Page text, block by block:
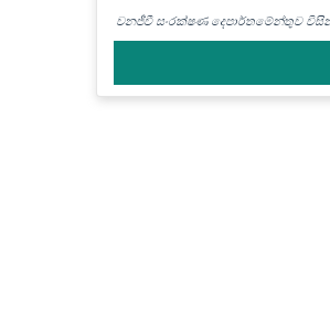
වනජීවී සංරක්ෂණ දෙපාර්තමේන්තුව